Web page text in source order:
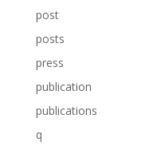
post
posts
press
publication
publications
q